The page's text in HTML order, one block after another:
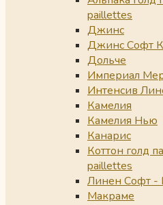
paillettes
Джинс
Джинс Софт
Дольче
Империал
Интенсив
Камелия
Камелия Нью
Канарис
Коттон голд
paillettes
Линен Софт -
Макраме